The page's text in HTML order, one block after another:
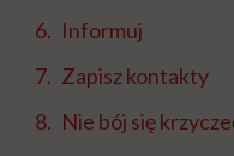
Informuj
Zapisz kontakty
Nie bój się